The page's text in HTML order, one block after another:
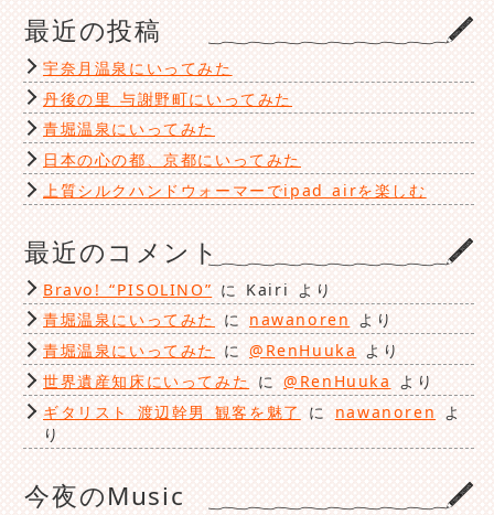
リ
ー
最近の投稿
宇奈月温泉にいってみた
丹後の里 与謝野町にいってみた
青堀温泉にいってみた
日本の心の都、京都にいってみた
上質シルクハンドウォーマーでipad airを楽しむ
最近のコメント
Bravo! “PISOLINO” に Kairi
より
青堀温泉にいってみた
に nawanoren より
青堀温泉にいってみた
に @RenHuuka より
世界遺産知床にいってみた に@RenHuuka より
ギタリスト 渡辺幹男 観客を魅了
に nawanoren よ
り
今夜のMusic